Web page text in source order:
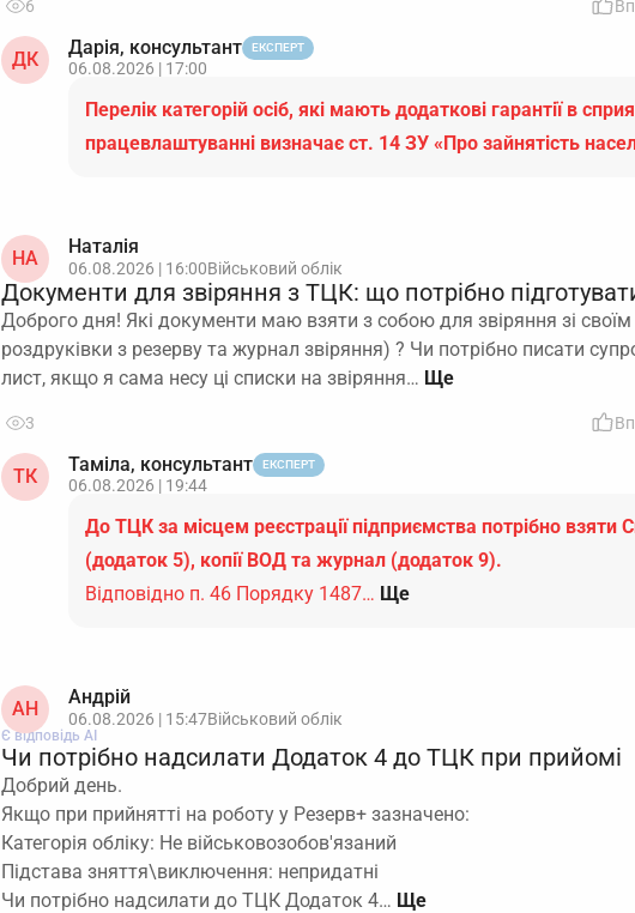
6
ДК
Дарія, консультант ЕКСПЕРТ
06.08.2026 | 17:00
Перелік категорій осіб, які мають додаткові гарантії в
працевлаштуванні визначає ст. 14 ЗУ «Про зайнятість
НА
Наталія
06.08.2026 | 16:00Військовий облік
Документи для звіряння з ТЦК: що потрібно
Доброго дня! Які документи маю взяти з собою для звіряння зі
роздруківки з резерву та журнал звіряння) ? Чи потрібно писати
лист, якщо я сама несу ці списки на звіряння…
3
ТК
Таміла, консультант ЕКСПЕРТ
06.08.2026 | 19:44
До ТЦК за місцем реєстрації підприємства потрібно взяти
(додаток 5), копії ВОД та журнал (додаток 9).
Відповідно п. 46 Порядку 1487… Ще
АН
Андрій
06.08.2026 | 15:47Військовий облік
Є відповідь АІ
Чи потрібно надсилати Додаток 4 до ТЦК при прийомі
Добрий день.
Якщо при прийнятті на роботу у Резерв+ зазначено:
Категорія обліку: Не військовозобов'язаний
Підстава зняття\виключення: непридатні
Чи потрібно надсилати до ТЦК Додаток 4…